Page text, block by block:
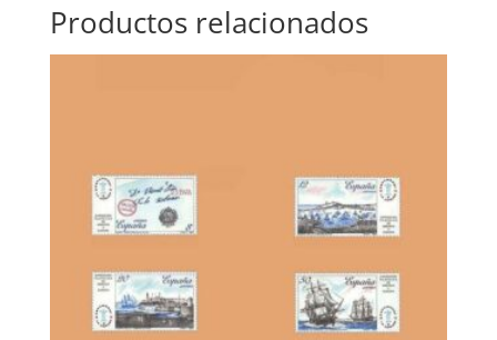
Productos relacionados